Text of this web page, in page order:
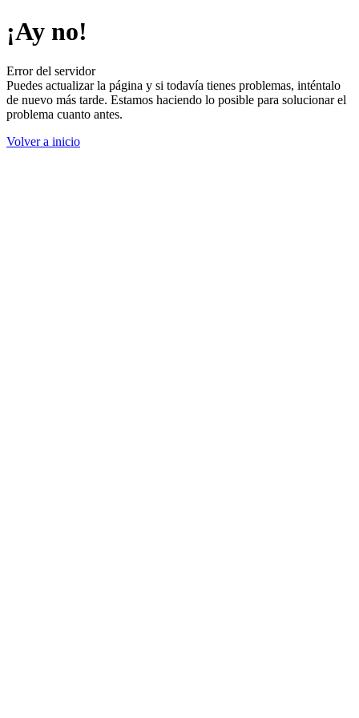
¡Ay no!
Error del servidor
Puedes actualizar la página y si todavía tienes problemas, inténtalo
de nuevo más tarde. Estamos haciendo lo posible para solucionar el
problema cuanto antes.
Volver a inicio